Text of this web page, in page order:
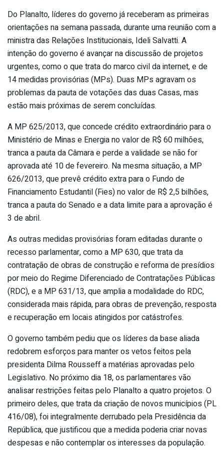
Do Planalto, líderes do governo já receberam as primeiras
orientações na semana passada, durante uma reunião com a
ministra das Relações Institucionais, Ideli Salvatti. A
intenção do governo é avançar na discussão de projetos
urgentes, como o que trata do marco civil da internet, e de
14 medidas provisórias (MPs). Duas MPs agravam os
problemas da pauta de votações das duas Casas, mas
estão mais próximas de serem concluídas.
A MP 625/2013, que concede crédito extraordinário para o
Ministério de Minas e Energia no valor de R$ 60 milhões,
tranca a pauta da Câmara e perde a validade se não for
aprovada até 10 de fevereiro. Na mesma situação, a MP
626/2013, que prevê crédito extra para o Fundo de
Financiamento Estudantil (Fies) no valor de R$ 2,5 bilhões,
tranca a pauta do Senado e a data limite para a aprovação é
3 de abril.
As outras medidas provisórias foram editadas durante o
recesso parlamentar, como a MP 630, que trata da
contratação de obras de construção e reforma de presídios
por meio do Regime Diferenciado de Contratações Públicas
(RDC), e a MP 631/13, que amplia a modalidade do RDC,
considerada mais rápida, para obras de prevenção, resposta
e recuperação em locais atingidos por catástrofes.
O governo também pediu que os líderes da base aliada
redobrem esforços para manter os vetos feitos pela
presidenta Dilma Rousseff a matérias aprovadas pelo
Legislativo. No próximo dia 18, os parlamentares vão
analisar restrições feitas pelo Planalto a quatro projetos. O
primeiro deles, que trata da criação de novos municípios (PL
416/08), foi integralmente derrubado pela Presidência da
República, que justificou que a medida poderia criar novas
despesas e não contemplar os interesses da população.